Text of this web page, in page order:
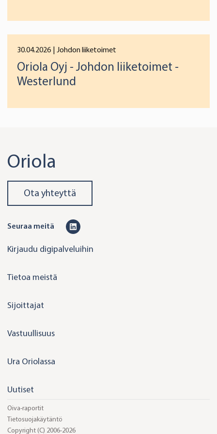
30.04.2026 | Johdon liiketoimet
Oriola Oyj - Johdon liiketoimet -
Westerlund
Oriola
Ota yhteyttä
Seuraa meitä
n
Kirjaudu digipalveluihin
Tietoa meistä
Sijoittajat
Vastuullisuus
Ura Oriolassa
Uutiset
Oiva-raportit
Tietosuojakäytäntö
Copyright (C) 2006-2026